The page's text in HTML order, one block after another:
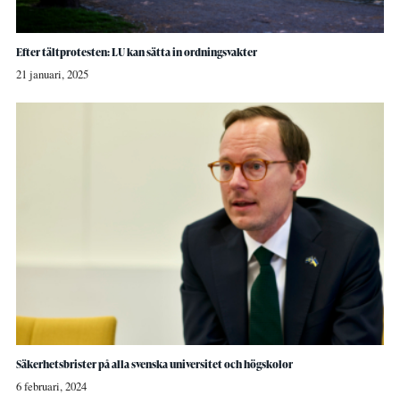
Efter tältprotesten: LU kan sätta in ordningsvakter
21 januari, 2025
Säkerhetsbrister på alla svenska universitet och högskolor
6 februari, 2024